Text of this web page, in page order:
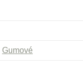
Gumové